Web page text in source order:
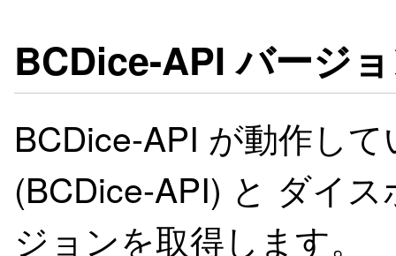
BCDice-API バージ
BCDice-API が動作し
(BCDice-API) と ダイ
ジョンを取得します。